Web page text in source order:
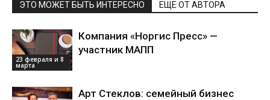
ЭТО МОЖЕТ БЫТЬ ИНТЕРЕСНО ЕЩЕ ОТ АВТОРА
23 февраля и 8
марта
Компания «Норгис Пресс» —
участник МАПП
Арт Стеклов: семейный бизнес